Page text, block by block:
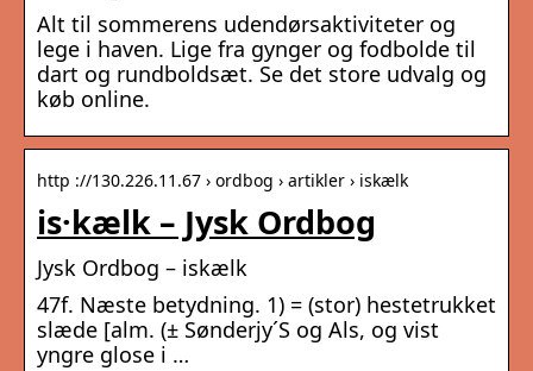
Alt til sommerens udendørsaktiviteter og
lege i haven. Lige fra gynger og fodbolde til
dart og rundboldsæt. Se det store udvalg og
køb online.
http ://130.226.11.67 › ordbog › artikler › iskælk
is·kælk – Jysk Ordbog
Jysk Ordbog – iskælk
47f. Næste betydning. 1) = (stor) hestetrukket
slæde [alm. (± Sønderjy´S og Als, og vist
yngre glose i …